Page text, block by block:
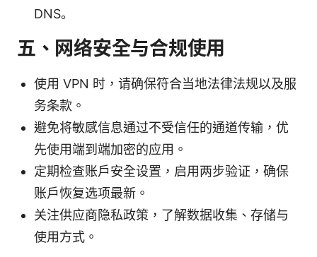
DNS。
五、网络安全与合规使用
使用 VPN 时，请确保符合当地法律法规以及服
务条款。
避免将敏感信息通过不受信任的通道传输，优
先使用端到端加密的应用。
定期检查账户安全设置，启用两步验证，确保
账户恢复选项最新。
关注供应商隐私政策，了解数据收集、存储与
使用方式。